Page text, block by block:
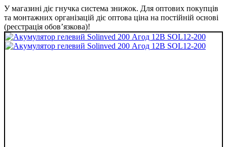
У магазині діє гнучка система знижок. Для оптових покупців
та монтажних організацій діє оптова ціна на постійній основі
(реєстрація обов’язкова)!